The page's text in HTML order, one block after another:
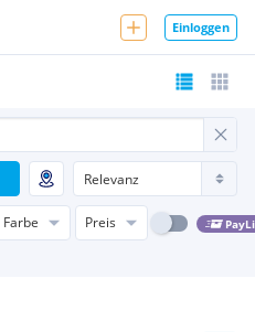
Einloggen
Farbe Preis